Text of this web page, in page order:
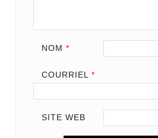
NOM *
COURRIEL *
SITE WEB